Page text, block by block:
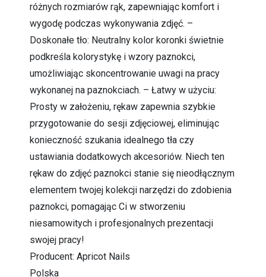
różnych rozmiarów rąk, zapewniając komfort i
wygodę podczas wykonywania zdjęć. –
Doskonałe tło: Neutralny kolor koronki świetnie
podkreśla kolorystykę i wzory paznokci,
umożliwiając skoncentrowanie uwagi na pracy
wykonanej na paznokciach. – Łatwy w użyciu:
Prosty w założeniu, rękaw zapewnia szybkie
przygotowanie do sesji zdjęciowej, eliminując
konieczność szukania idealnego tła czy
ustawiania dodatkowych akcesoriów. Niech ten
rękaw do zdjęć paznokci stanie się nieodłącznym
elementem twojej kolekcji narzędzi do zdobienia
paznokci, pomagając Ci w stworzeniu
niesamowitych i profesjonalnych prezentacji
swojej pracy!
Producent: Apricot Nails
Polska